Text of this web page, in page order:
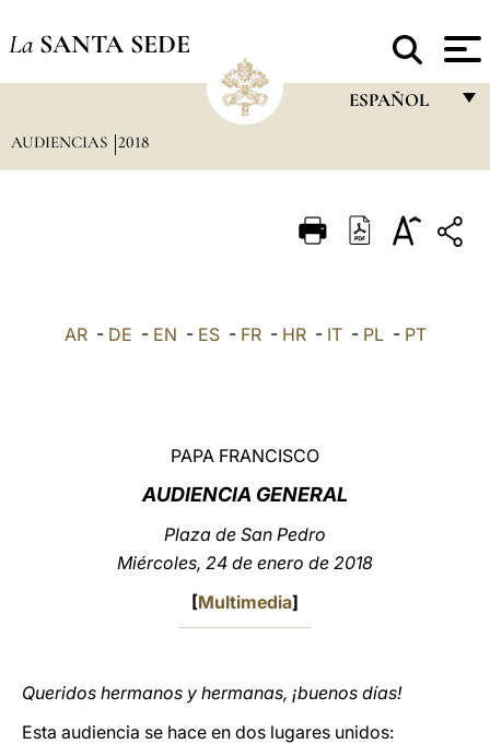
La SANTA SEDE
ESPAÑOL
ITALIANO
AUDIENCIAS 2018
AR- DE - EN - ES- FR- HR- IT- PL- PT
PAPA FRANCISCO
AUDIENCIA GENERAL
Plaza de San Pedro
Miércoles, 24 de enero de 2018
[Multimedia]
Queridos hermanos y hermanas, ¡buenos días!
Esta audiencia se hace en dos lugares unidos: